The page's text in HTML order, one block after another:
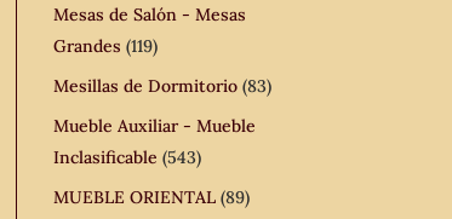
Mesas de Salón - Mesas
Grandes (119)
Mesillas de Dormitorio (83)
Mueble Auxiliar - Mueble
Inclasificable (543)
MUEBLE ORIENTAL (89)